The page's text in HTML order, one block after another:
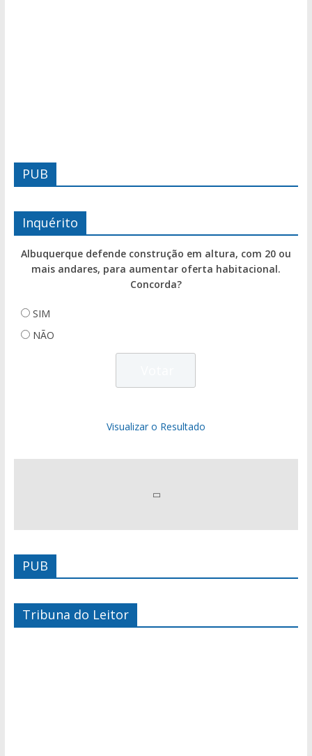
PUB
Inquérito
Albuquerque defende construção em altura, com 20 ou
mais andares, para aumentar oferta habitacional.
Concorda?
SIM
NÃO
Visualizar o Resultado
PUB
Tribuna do Leitor